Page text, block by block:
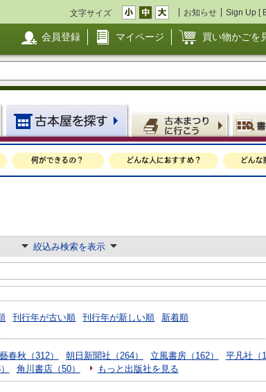
文字サイズ お知らせ Sign Up [
会員登録 マイページ 買い物かごを
絞込み検索を表示
刊行年が古い順 刊行年が新しい順 新着順
春秋（312） 朝日新聞社（264） 立風書房（162） 平凡社（
角川書店（50） もっと出版社を見る